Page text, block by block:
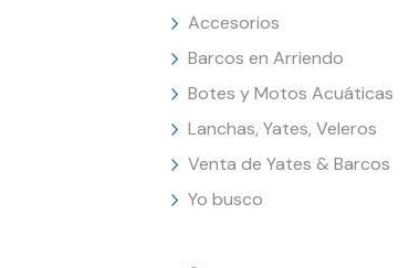
Accesorios
Barcos en Arriendo
Botes y Motos Acuáticas
Lanchas, Yates, Veleros
Venta de Yates & Barcos
Yo busco